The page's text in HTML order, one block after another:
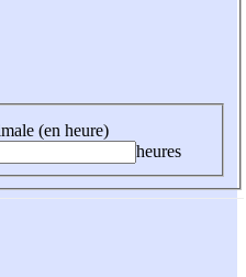
(en heure)
heures